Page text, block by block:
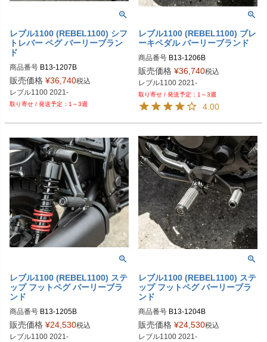
レブル1100 (REBEL1100) シフ
トレバー ペグ バーリーブラン
ド
商品番号 B13-1207B
販売価格 ¥36,740税込
レブル1100 2021-
1～3週
レブル1100 (REBEL1100) ブレ
ーキペダル バーリーブランド
商品番号 B13-1206B
販売価格 ¥36,740税込
1～3週
4.00
レブル1100 (REBEL1100) ステ
ップ フットペグ バーリーブラ
ンド
商品番号 B13-1205B
販売価格 ¥24,530税込
レブル1100 2021-
レブル1100 (REBEL1100) ステ
ップ フットペグ バーリーブラ
ンド
商品番号 B13-1204B
販売価格 ¥24,530税込
レブル1100 2021-